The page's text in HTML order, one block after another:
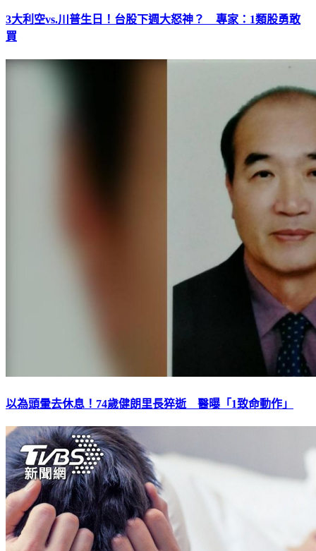
3大利空vs.川普生日！台股下週大怒神？ 專家：1類股勇敢
買
以為頭暈去休息！74歲健朗里長猝逝 醫曝「1致命動作」